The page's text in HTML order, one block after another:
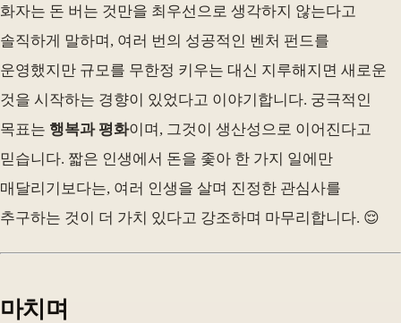
화자는 돈 버는 것만을 최우선으로 생각하지 않는다고
솔직하게 말하며, 여러 번의 성공적인 벤처 펀드를
운영했지만 규모를 무한정 키우는 대신 지루해지면 새로운
것을 시작하는 경향이 있었다고 이야기합니다. 궁극적인
목표는 행복과 평화이며, 그것이 생산성으로 이어진다고
믿습니다. 짧은 인생에서 돈을 좇아 한 가지 일에만
매달리기보다는, 여러 인생을 살며 진정한 관심사를
추구하는 것이 더 가치 있다고 강조하며 마무리합니다. 😌
마치며